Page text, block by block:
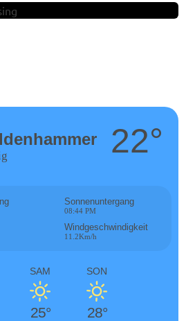
22°
Sonnenuntergang
08:44 PM
Windgeschwindigkeit
11.2Km/h
SAM
25°
SON
28°